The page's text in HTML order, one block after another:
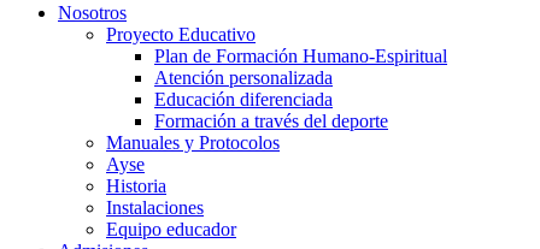
Nosotros
Proyecto Educativo
Plan de Formación Humano-Espiritual
Atención personalizada
Educación diferenciada
Formación a través del deporte
Manuales y Protocolos
Ayse
Historia
Instalaciones
Equipo educador